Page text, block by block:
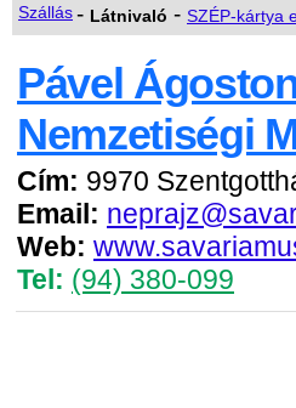
Szállás- Látnivaló - SZÉP-kártya
Pável
Nemzetiségi
Cím: 9970
Email:
Web:
Tel: (94) 380-099